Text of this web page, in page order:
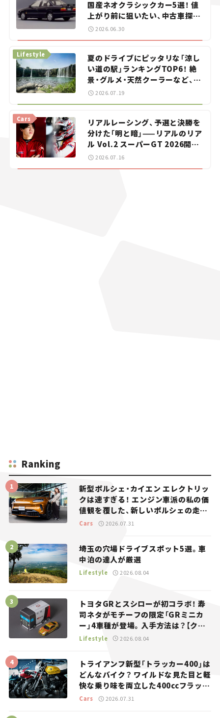
国産ネオクラシックカー5選！ 値
上がり前に狙いたい、中古車探し
をお手伝い――ちょっとイケてるマ
2026.06.30
夏のドライブにピッタリな「涼し
い道の駅」ランキングTOP6！ 絶
景・グルメ・天然クーラーなど、避
暑におすすめのスポットを紹介
【道の駅マニアの推し駅ガイド】
Lifestyle
2026.07.19
リアルレーシング、予選と決勝を
分けた「明と暗」——リアルのリア
ル Vol.2 スーパーGT 2026開幕
戦 岡山国際サーキット
Cars
2026.07.16
Ranking
新型ポルシェ・カイエン エレクトリッ
クは速すぎる！ エンジン車派の私の価
値観を覆した、新しいポルシェの走
り。
Cars 2026.07.31
埼玉の穴場ドライブスポット5選。車
中泊の達人が厳選
Lifestyle 2026.08.04
トヨタGRとスシローが初コラボ！ 寿
司ネタがモチーフの限定「GRミニカ
ー」4車種が登場。入手方法は？【クル
マとホビー】
Lifestyle 2026.08.04
トライアンフ新型「トラッカー400」は
どんなバイク？ ワイルドな見た目と軽
快な乗り味を両立した400ccフラット
トラッカー【試乗レビュー】
Cars 2026.07.31